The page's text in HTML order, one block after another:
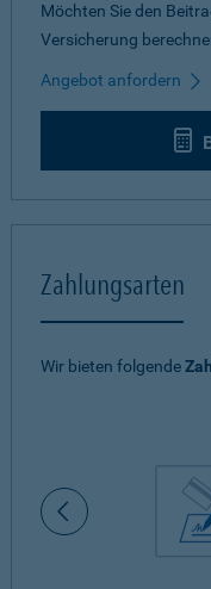
Möchten Sie den
Versicherung
Angebot anfordern
Zahlungsarten
Wir bieten folgende